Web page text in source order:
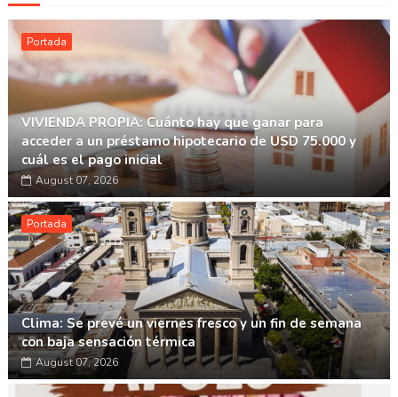
Portada
VIVIENDA PROPIA: Cuánto hay que ganar para
acceder a un préstamo hipotecario de USD 75.000 y
cuál es el pago inicial
August 07, 2026
Portada
Clima: Se prevé un viernes fresco y un fin de semana
con baja sensación térmica
August 07, 2026